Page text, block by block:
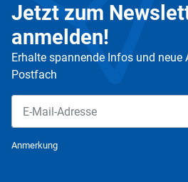
Jetzt zum
anmelden!
Erhalte spannende Infos und neue
Postfach
Anmerkung